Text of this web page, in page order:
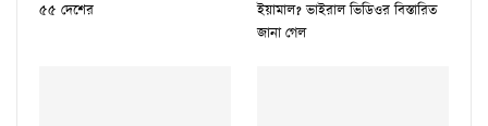
৫৫ দেশের
ইয়ামাল? ভাইরাল ভিডিওর বিস্তারিত
জানা গেল